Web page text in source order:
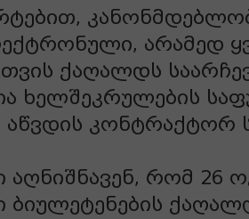
არამედ
ქაღალდს
ხელშეკრულების
კონტრაქტორ
აღნიშნავენ, რომ 26
ბიულეტენების